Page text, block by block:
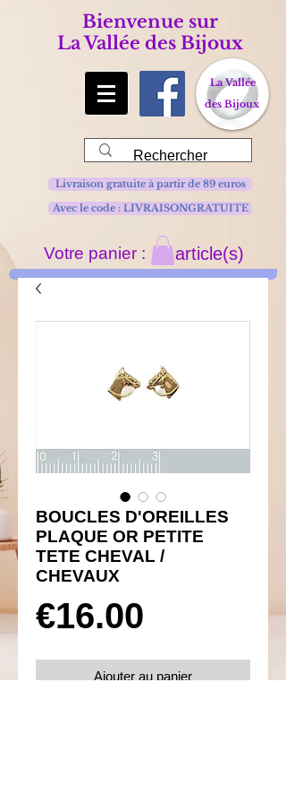
Bienvenue sur
La Vallée des Bijoux
La Vallée
des Bijoux
Avec le code : LIVRAISONGRATUITE
Livraison gratuite à partir de 89 euros
Votre panier : article(s)
BOUCLES D'OREILLES
PLAQUE OR PETITE
TETE CHEVAL /
CHEVAUX
€16.00
Ajouter au panier